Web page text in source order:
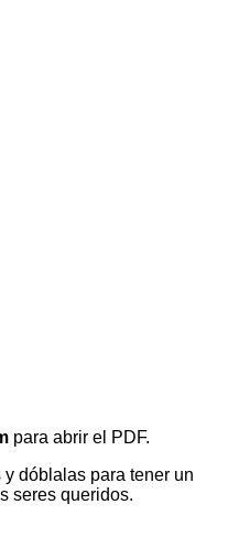
para abrir el PDF.
y dóblalas para tener un
seres queridos.